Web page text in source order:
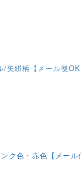
絣柄【メール便OK
色・赤色【メール